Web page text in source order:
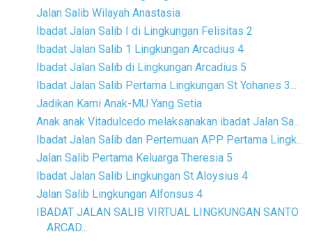
Jalan Salib Wilayah Anastasia
Ibadat Jalan Salib I di Lingkungan Felisitas 2
Ibadat Jalan Salib 1 Lingkungan Arcadius 4
Ibadat Jalan Salib di Lingkungan Arcadius 5
Ibadat Jalan Salib Pertama Lingkungan St Yohanes 3...
Jadikan Kami Anak-MU Yang Setia
Anak anak Vitadulcedo melaksanakan ibadat Jalan Sa...
Ibadat Jalan Salib dan Pertemuan APP Pertama Lingk...
Jalan Salib Pertama Keluarga Theresia 5
Ibadat Jalan Salib Lingkungan St Aloysius 4
Jalan Salib Lingkungan Alfonsus 4
IBADAT JALAN SALIB VIRTUAL LINGKUNGAN SANTO
ARCAD...